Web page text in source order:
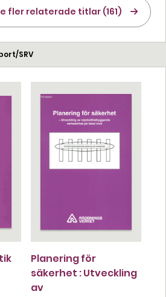
fler relaterade titlar (161)
SRV
Planering för
säkerhet : Utveckling
av